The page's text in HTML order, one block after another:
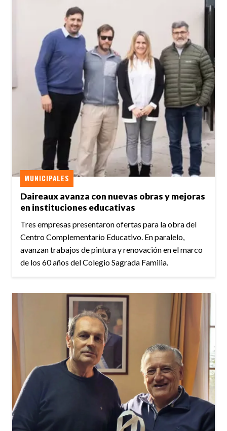
Daireaux avanza con nuevas obras y mejoras
en instituciones educativas
MUNICIPALES
Tres empresas presentaron ofertas para la obra del
Centro Complementario Educativo. En paralelo,
avanzan trabajos de pintura y renovación en el marco
de los 60 años del Colegio Sagrada Familia.